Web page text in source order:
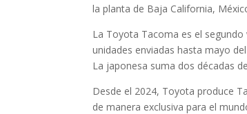
la planta de Baja California,
La Toyota Tacoma es el
unidades enviadas hasta mayo
La japonesa suma dos décadas
Desde el 2024, Toyota produce
de manera exclusiva para el